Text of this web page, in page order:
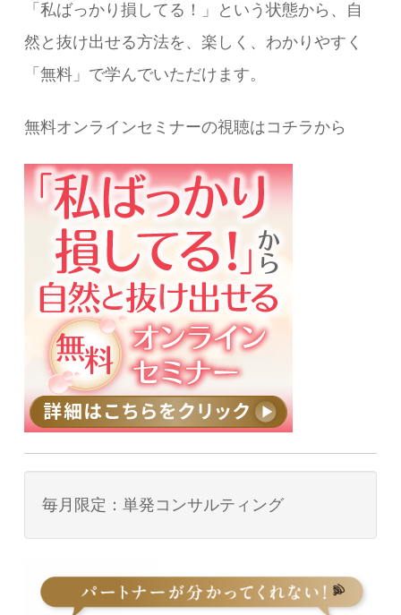
「私ばっかり損してる！」という状態から、自
然と抜け出せる方法を、楽しく、わかりやすく
「無料」で学んでいただけます。
無料オンラインセミナーの視聴はコチラから
毎月限定：単発コンサルティング